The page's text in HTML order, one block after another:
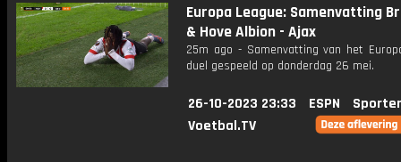
Europa League: Samenvatting
& Hove Albion - Ajax
25m ago - Samenvatting van het
duel gespeeld op donderdag 26 mei.
26-10-2023 23:33 ESPN
Voetbal.TV